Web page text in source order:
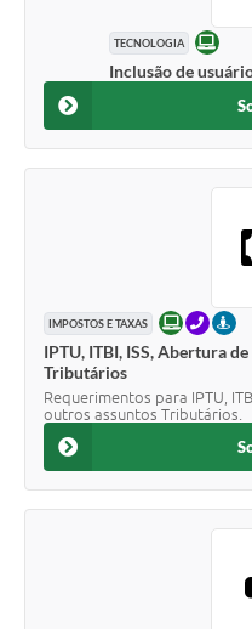
TECNOLOGIA
Inclusão de
IMPOSTOS E TAXAS ONLINE
IPTU, ITBI, ISS, Abertura
Tributários
Requerimentos para IPTU,
outros assuntos Tributários.